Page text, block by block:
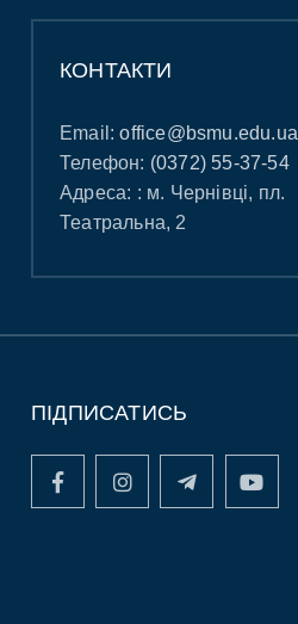
КОНТАКТИ
Email:office@bsmu.edu.ua
Телефон: (0372) 55-37-54
Адреса: : м. Чернівці, пл.
Театральна, 2
ПІДПИСАТИСЬ